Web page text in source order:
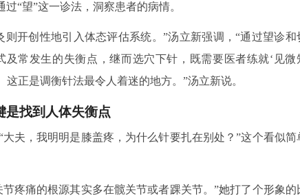
“望”这一诊法，洞察患者的病情。
开创性地引入体态评估系统。”汤立新强调，“通过望诊和
常发生的失衡点，继而选穴下针，既需要医者练就‘见微
正是调衡针法最令人着迷的地方。”汤立新说。
是找到人体失衡点
夫，我明明是膝盖疼，为什么针要扎在别处？”这个看似简
疼痛的根源其实多在髋关节或者踝关节。”她打了个形象的